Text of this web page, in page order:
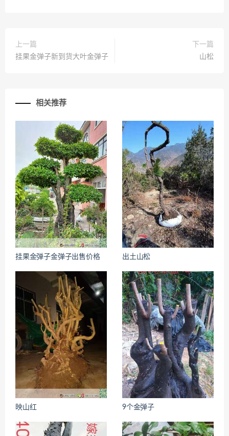
上一篇
挂果金弹子新到货大叶金弹子
下一篇
山松
相关推荐
挂果金弹子金弹子出售价格 出土山松
映山红 9个金弹子